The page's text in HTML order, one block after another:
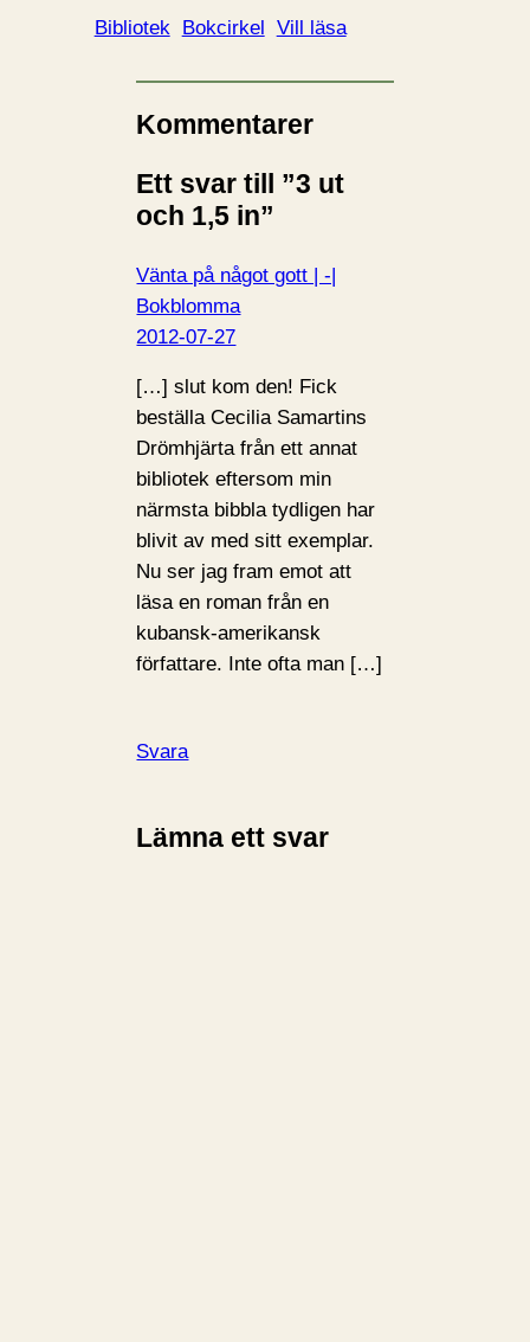
Bibliotek Bokcirkel Vill läsa
Kommentarer
Ett svar till ”3 ut
och 1,5 in”
Vänta på något gott | -|
Bokblomma
2012-07-27
[…] slut kom den! Fick
beställa Cecilia Samartins
Drömhjärta från ett annat
bibliotek eftersom min
närmsta bibbla tydligen har
blivit av med sitt exemplar.
Nu ser jag fram emot att
läsa en roman från en
kubansk-amerikansk
författare. Inte ofta man […]
Svara
Lämna ett svar